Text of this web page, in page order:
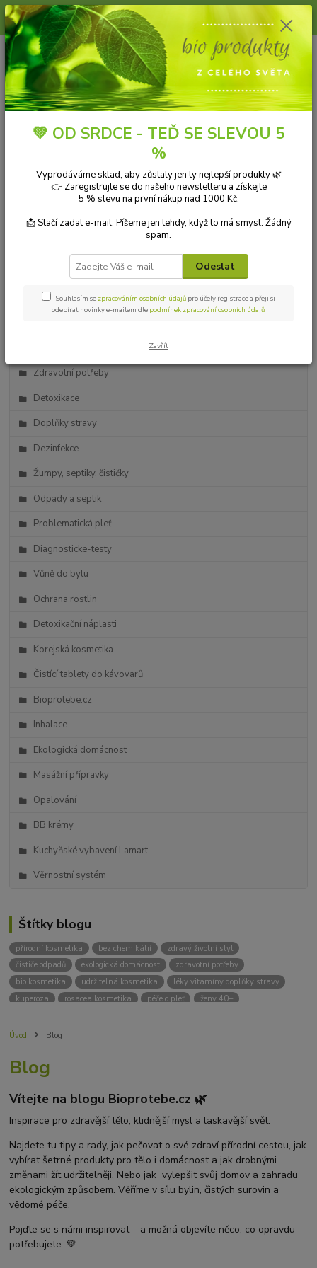
Slunce, koupání a horko dávají vlasům zabrat. Dopřejte jim šetrnou péči s
přírodní vlasovou kosmetikou.
Menu
CZK
+420 606 912 887
9-18:00 hod.
0 ks
za 0,00 Kč
Kategorie blogu
Přírodní kosmetika
Přírodní aromaterapie
Bio drogerie
Zdravotní potřeby
Detoxikace
Doplňky stravy
Dezinfekce
Žumpy, septiky, čističky
Odpady a septik
Problematická pleť
Diagnosticke-testy
Vůně do bytu
Ochrana rostlin
Detoxikační náplasti
Korejská kosmetika
Čistící tablety do kávovarů
Bioprotebe.cz
Inhalace
Ekologická domácnost
Masážní přípravky
Opalování
BB krémy
Kuchyňské vybavení Lamart
Věrnostní systém
Štítky blogu
přírodní kosmetika bez chemikálií
zdravý životní styl
čističe odpadů
ekologická domácnost
zdravotní potřeby
bio kosmetika
udržitelná kosmetika
léky vitamíny doplňky stravy
kuperoza
rosacea kosmetika péče o pleť
ženy 40+
bez chemie
Přírodní čistící prostředky
Jak se zbavit lupů
Příčiny lupů Léčba lupů
Suchá pokožka hlavy a lupy
Přírodní prostředky na lupy
Mastná pokožka hlavy a lupy
Svědění pokožky hlavy
Kvasinky a lupy
diadnostické testy
měření moči
hodnota pH kyselý zásaditý
neutrální
měření pH
Úvod Blog
Blog
Vítejte na blogu Bioprotebe.cz 🌿
Inspirace pro zdravější tělo, klidnější mysl a laskavější svět.
Najdete tu tipy a rady, jak pečovat o své zdraví přírodní cestou, jak
vybírat šetrné produkty pro tělo i domácnost a jak drobnými
změnami žít udržitelněji. Nebo jak vylepšit svůj domov a zahradu
ekologickým způsobem. Věříme v sílu bylin, čistých surovin a
vědomé péče.
Pojďte se s námi inspirovat – a možná objevíte něco, co opravdu
potřebujete. 💚
💚 OD SRDCE - TEĎ SE SLEVOU 5
%
Vyprodáváme sklad, aby zůstaly jen ty nejlepší produkty 🌿
👉 Zaregistrujte se do našeho newsletteru a získejte
5 % slevu na první nákup nad 1000 Kč.
📩 Stačí zadat e-mail. Píšeme jen tehdy, když to má smysl. Žádný
spam.
Odeslat
Souhlasím se zpracováním osobních údajů pro účely registrace a přeji si
odebírat novinky e-mailem dle podmínek zpracování osobních údajů.
Zavřít